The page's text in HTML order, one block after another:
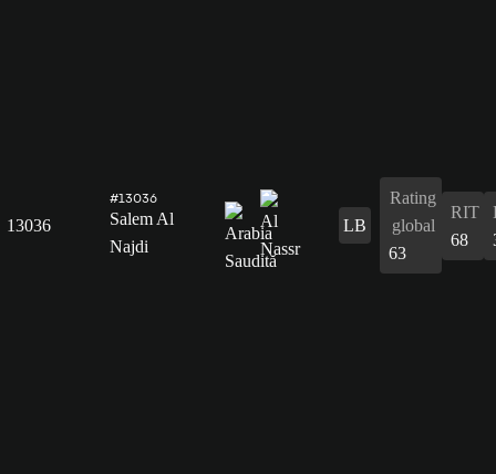
13036
#13036
Salem Al
Najdi
LB
Rating
global
63
RIT
68